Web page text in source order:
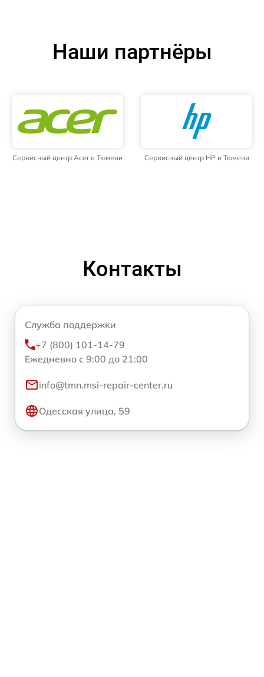
Наши партнёры
Сервисный центр Acer в Тюмени Сервисный центр HP в Тюмени
Контакты
Служба поддержки
+7 (800) 101-14-79
Ежедневно с 9:00 до 21:00
info@tmn.msi-repair-center.ru
Одесская улица, 59